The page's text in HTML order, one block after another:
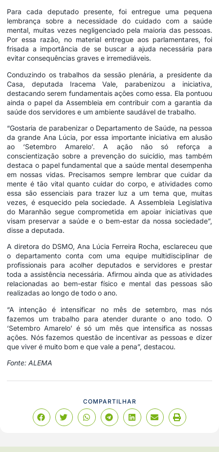
Para cada deputado presente, foi entregue uma pequena
lembrança sobre a necessidade do cuidado com a saúde
mental, muitas vezes negligenciado pela maioria das pessoas.
Por essa razão, no material entregue aos parlamentares, foi
frisada a importância de se buscar a ajuda necessária para
evitar consequências graves e irremediáveis.
Conduzindo os trabalhos da sessão plenária, a presidente da
Casa, deputada Iracema Vale, parabenizou a iniciativa,
destacando serem fundamentais ações como essa. Ela pontuou
ainda o papel da Assembleia em contribuir com a garantia da
saúde dos servidores e um ambiente saudável de trabalho.
“Gostaria de parabenizar o Departamento de Saúde, na pessoa
da grande Ana Lúcia, por essa importante iniciativa em alusão
ao ‘Setembro Amarelo’. A ação não só reforça a
conscientização sobre a prevenção do suicídio, mas também
destaca o papel fundamental que a saúde mental desempenha
em nossas vidas. Precisamos sempre lembrar que cuidar da
mente é tão vital quanto cuidar do corpo, e atividades como
essa são essenciais para trazer luz a um tema que, muitas
vezes, é esquecido pela sociedade. A Assembleia Legislativa
do Maranhão segue comprometida em apoiar iniciativas que
visam preservar a saúde e o bem-estar da nossa sociedade”,
disse a deputada.
A diretora do DSMO, Ana Lúcia Ferreira Rocha, esclareceu que
o departamento conta com uma equipe multidisciplinar de
profissionais para acolher deputados e servidores e prestar
toda a assistência necessária. Afirmou ainda que as atividades
relacionadas ao bem-estar físico e mental das pessoas são
realizadas ao longo de todo o ano.
“A intenção é intensificar no mês de setembro, mas nós
fazemos um trabalho para atender durante o ano todo. O
‘Setembro Amarelo’ é só um mês que intensifica as nossas
ações. Nós fazemos questão de incentivar as pessoas e dizer
que viver é muito bom e que vale a pena”, destacou.
Fonte: ALEMA
COMPARTILHAR